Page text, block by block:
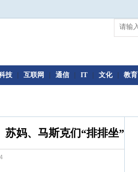
技 互联网 通信 IT 文化 教育
苏妈、马斯克们“排排坐”